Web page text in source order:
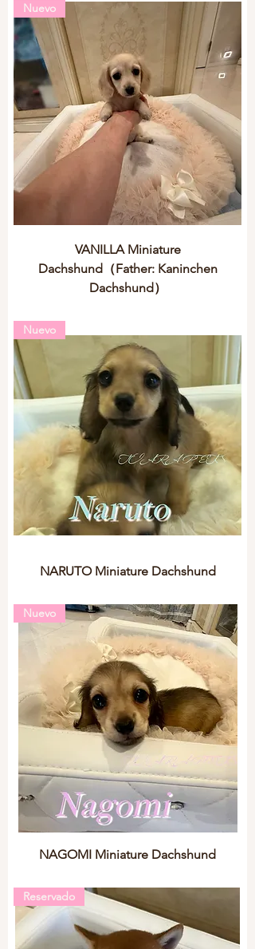
Nuevo
VANILLA Miniature
Dachshund（Father: Kaninchen
Dachshund）
Nuevo
NARUTO Miniature Dachshund
Nuevo
NAGOMI Miniature Dachshund
Reservado